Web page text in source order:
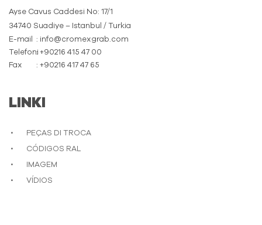
Ayse Cavus Caddesi No: 17/1
34740 Suadiye – Istanbul / Turkia
E-mail
: info@cromexgrab.com
Telefoni: +90216 415 47 00
Fax
: +90216 417 47 65
LINKI
PEÇAS DI TROCA
CÓDIGOS RAL
IMAGEM
VÍDIOS